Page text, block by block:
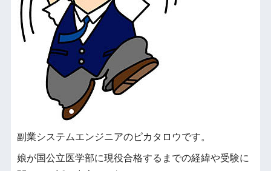
副業システムエンジニアのピカタロウです。
娘が国公立医学部に現役合格するまでの経緯や受験に